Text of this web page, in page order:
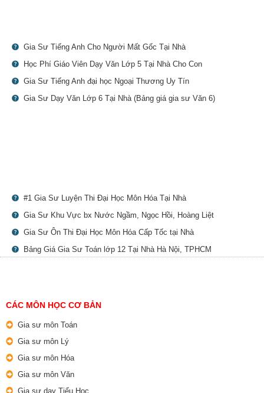
Gia Sư Tiếng Anh Cho Người Mất Gốc Tại Nhà
Học Phí Giáo Viên Dạy Văn Lớp 5 Tại Nhà Cho Con
Gia Sư Tiếng Anh đại học Ngoại Thương Uy Tín
Gia Sư Dạy Văn Lớp 6 Tại Nhà (Bảng giá gia sư Văn 6)
#1 Gia Sư Luyện Thi Đại Học Môn Hóa Tại Nhà
Gia Sư Khu Vực bx Nước Ngầm, Ngọc Hồi, Hoàng Liệt
Gia Sư Ôn Thi Đại Học Môn Hóa Cấp Tốc tại Nhà
Bảng Giá Gia Sư Toán lớp 12 Tại Nhà Hà Nội, TPHCM
CÁC MÔN HỌC CƠ BẢN
Gia sư môn Toán
Gia sư môn Lý
Gia sư môn Hóa
Gia sư môn Văn
Gia sư dạy Tiểu Học